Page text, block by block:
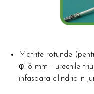
Matrite rotunde
φ1.8 mm - urechile
infasoara cilindric in